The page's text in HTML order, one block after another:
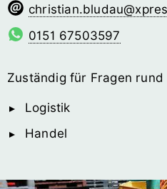
uadulb.naitsirhc
0151 67503597
Zuständig für Fragen rund
Logistik
Handel